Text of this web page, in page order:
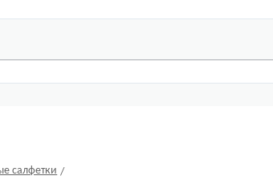
салфетки